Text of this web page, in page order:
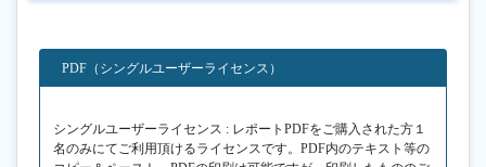
PDF（シングルユーザーライセンス）
シングルユーザーライセンス : レポートPDFをご購入された方１
名のみにてご利用頂けるライセンスです。PDF内のテキスト等の